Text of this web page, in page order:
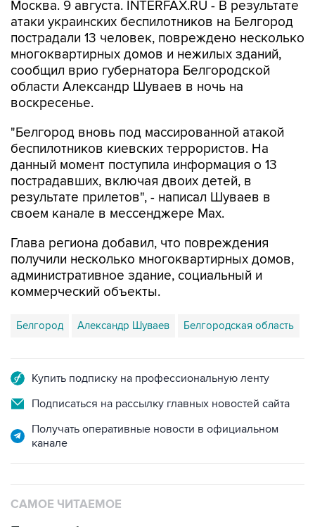
пострадали 13 человек, повреждено несколько
многоквартирных домов и нежилых зданий,
сообщил врио губернатора Белгородской
области Александр Шуваев в ночь на
воскресенье.
"Белгород вновь под массированной атакой
данный момент поступила информация о 13
пострадавших, включая двоих детей, в
результате прилетов", - написал Шуваев в
своем канале в мессенджере Max.
Глава региона добавил, что повреждения
административное здание, социальный и
коммерческий объекты.
Белгород Александр Шуваев
Подписаться на рассылку главных новостей сайта
Получать оперативные новости в официальном
Путин сообщил о решении сосредоточить в